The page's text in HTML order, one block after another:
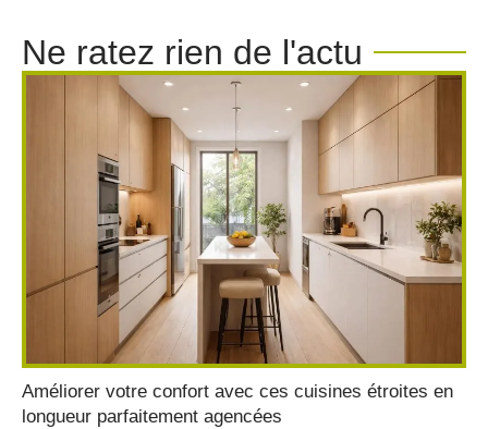
Ne ratez rien de l'actu
Améliorer votre confort avec ces cuisines étroites en
longueur parfaitement agencées